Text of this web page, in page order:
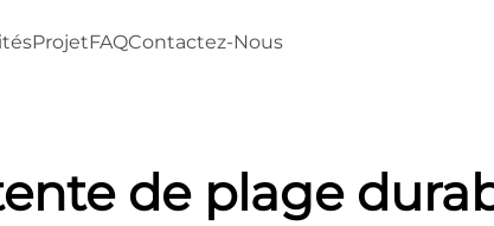
ProjetFAQContactez-Nous
de plage